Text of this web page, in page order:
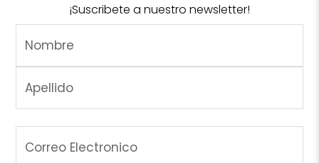
¡Suscribete a nuestro newsletter!